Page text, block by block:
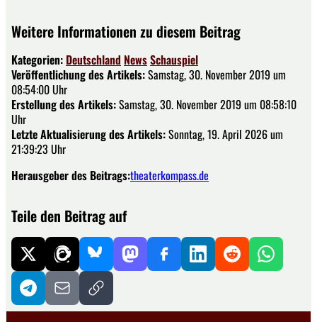
Weitere Informationen zu diesem Beitrag
Kategorien: Deutschland NewsSchauspiel
Veröffentlichung des Artikels:Samstag, 30. November 2019 um
08:54:00 Uhr
Erstellung des Artikels:Samstag, 30. November 2019 um 08:58:10
Uhr
Letzte Aktualisierung des Artikels:Sonntag, 19. April 2026 um
21:39:23 Uhr
Herausgeber des Beitrags:theaterkompass.de
Teile den Beitrag auf